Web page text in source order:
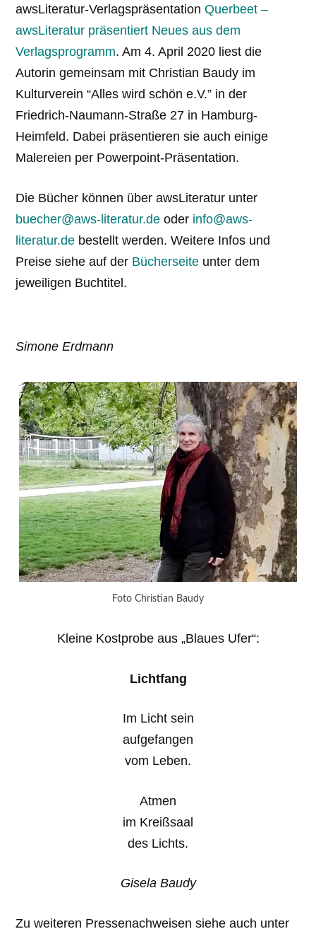
awsLiteratur-VerlagspräsentationQuerbeet –
awsLiteratur präsentiert Neues aus dem
Verlagsprogramm. Am 4. April 2020 liest die
Autorin gemeinsam mit Christian Baudy im
Kulturverein “Alles wird schön e.V.” in der
Friedrich-Naumann-Straße 27 in Hamburg-
Heimfeld. Dabei präsentieren sie auch einige
Malereien per Powerpoint-Präsentation.
Die Bücher können über awsLiteratur unter
buecher@aws-literatur.de oder info@aws-
literatur.de bestellt werden. Weitere Infos und
Preise siehe auf der Bücherseite unter dem
jeweiligen Buchtitel.
Simone Erdmann
Foto Christian Baudy
Kleine Kostprobe aus „Blaues Ufer“:
Lichtfang
Im Licht sein
aufgefangen
vom Leben.
Atmen
im Kreißsaal
des Lichts.
Gisela Baudy
Zu weiteren Pressenachweisen siehe auch unter